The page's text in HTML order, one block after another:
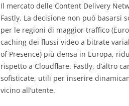
Il mercato delle Content Delivery
Fastly. La decisione non può basarsi
per le regioni di maggior traffico
caching dei flussi video a bitrate
of Presence) più densa in Europa,
rispetto a Cloudflare. Fastly, d’altro
sofisticate, utili per inserire
vicino all’utente.